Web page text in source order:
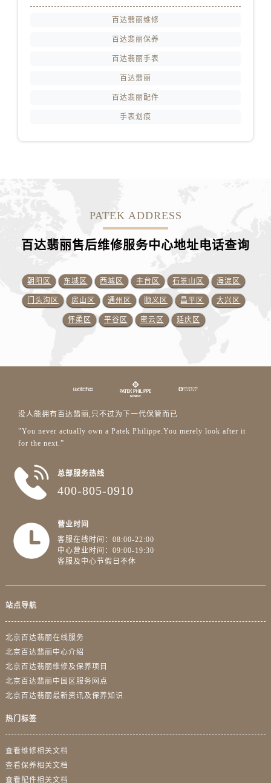
百达翡丽维修
百达翡丽保养
百达翡丽手表
百达翡丽
百达翡丽配件
手表划痕
PATEK ADDRESS
百达翡丽售后维修服务中心地址电话查询
朝阳区 东城区 西城区 丰台区 石景山区 海淀区
门头沟区 房山区 通州区 顺义区 昌平区 大兴区
怀柔区 平谷区 密云区 延庆区
没人能拥有百达翡丽,只不过为下一代保管而已
"You never actually own a Patek Philippe.You merely look after it
for the next.”
总部服务热线
400-805-0910
营业时间
客服在线时间：08:00-22:00
中心营业时间：09:00-19:30
客服及中心节假日不休
站点导航
北京百达翡丽在线服务
北京百达翡丽中心介绍
北京百达翡丽维修及保养项目
北京百达翡丽中国区服务网点
北京百达翡丽最新资讯及保养知识
热门标签
查看维修相关文档
查看保养相关文档
查看配件相关文档